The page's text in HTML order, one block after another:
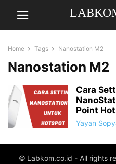
Home Tags Nanostation M2
Nanostation M2
Cara
Point
Yayan
© Labkom.co.id - All rights